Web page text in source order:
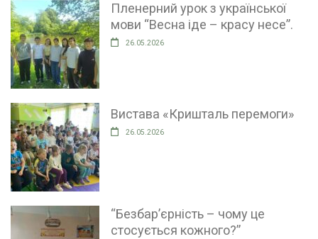
Пленерний урок з української
мови “Весна іде – красу несе”.
26.05.2026
Вистава «Кришталь перемоги»
26.05.2026
“Безбар’єрність – чому це
стосується кожного?”